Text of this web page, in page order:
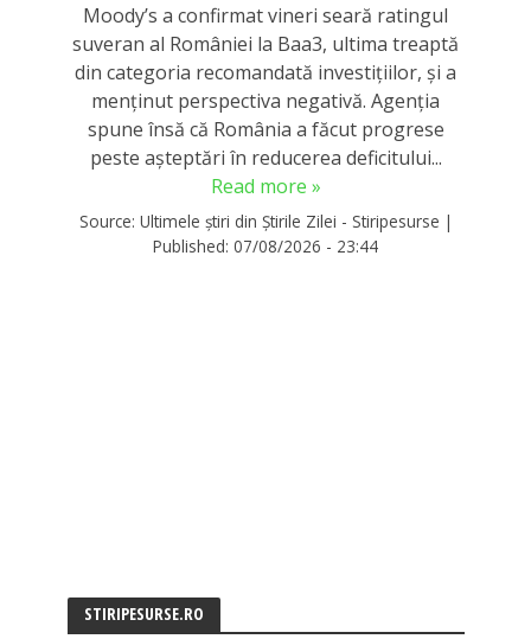
Moody’s a confirmat vineri seară ratingul
suveran al României la Baa3, ultima treaptă
din categoria recomandată investițiilor, și a
menținut perspectiva negativă. Agenția
spune însă că România a făcut progrese
peste așteptări în reducerea deficitului...
Read more »
Source: Ultimele știri din Știrile Zilei - Stiripesurse |
Published: 07/08/2026 - 23:44
STIRIPESURSE.RO